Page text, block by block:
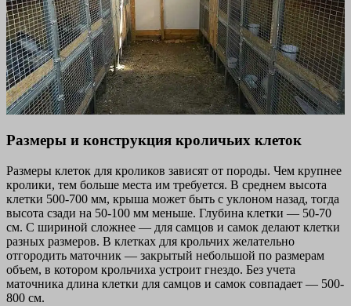
Размеры и конструкция кроличьих клеток
Размеры клеток для кроликов зависят от породы. Чем крупнее
кролики, тем больше места им требуется. В среднем высота
клетки 500-700 мм, крыша может быть с уклоном назад, тогда
высота сзади на 50-100 мм меньше. Глубина клетки — 50-70
см. С шириной сложнее — для самцов и самок делают клетки
разных размеров. В клетках для крольчих желательно
отгородить маточник — закрытый небольшой по размерам
объем, в котором крольчиха устроит гнездо. Без учета
маточника длина клетки для самцов и самок совпадает — 500-
800 см.